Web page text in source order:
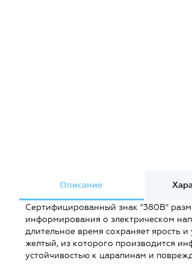
Описание
Сертифицированный знак "380В"
информирования о электрическом
длительное время сохраняет ярость
желтый, из которого производится
устойчивостью к царапинам и